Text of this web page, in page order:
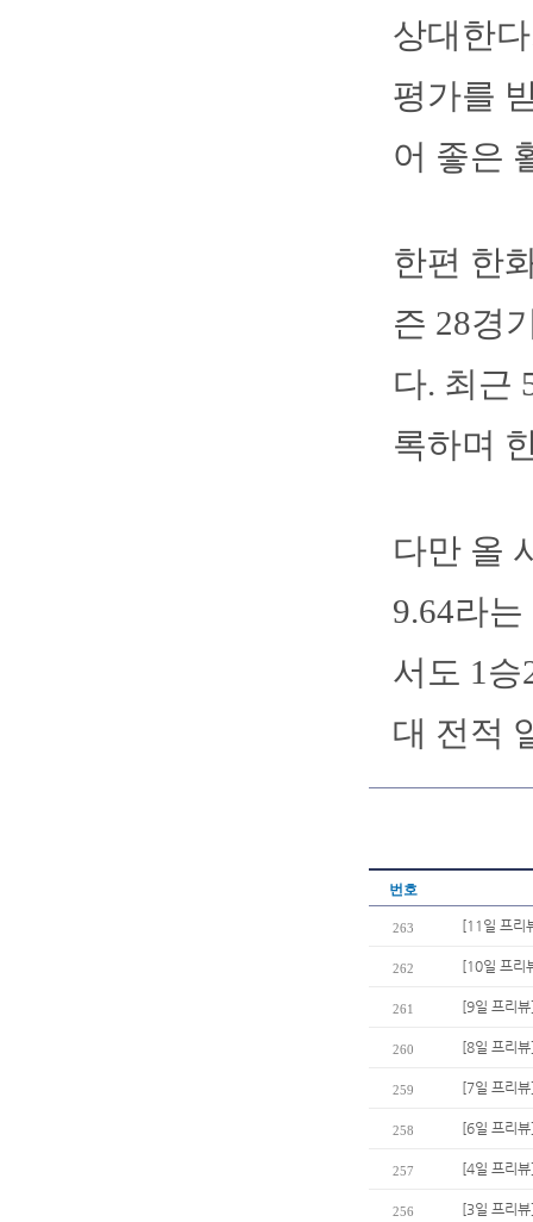
상대한
평가를
어 좋은
한편 한
즌 28경
다. 최근
록하며
다만 올
9.64라
서도 1승
대 전적
번호
263 [11일 프리
262 [10일 프리
261 [9일 프리
260 [8일 프리
259 [7일 프리뷰
258 [6일 프리
257 [4일 프리
256 [3일 프리